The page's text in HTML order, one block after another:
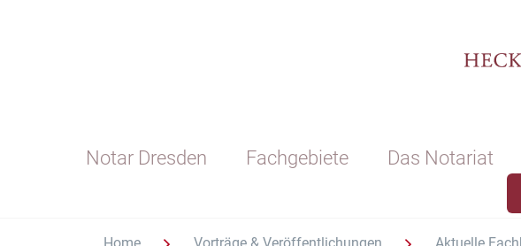
Notar Dresden Fachgebiete Das Notariat